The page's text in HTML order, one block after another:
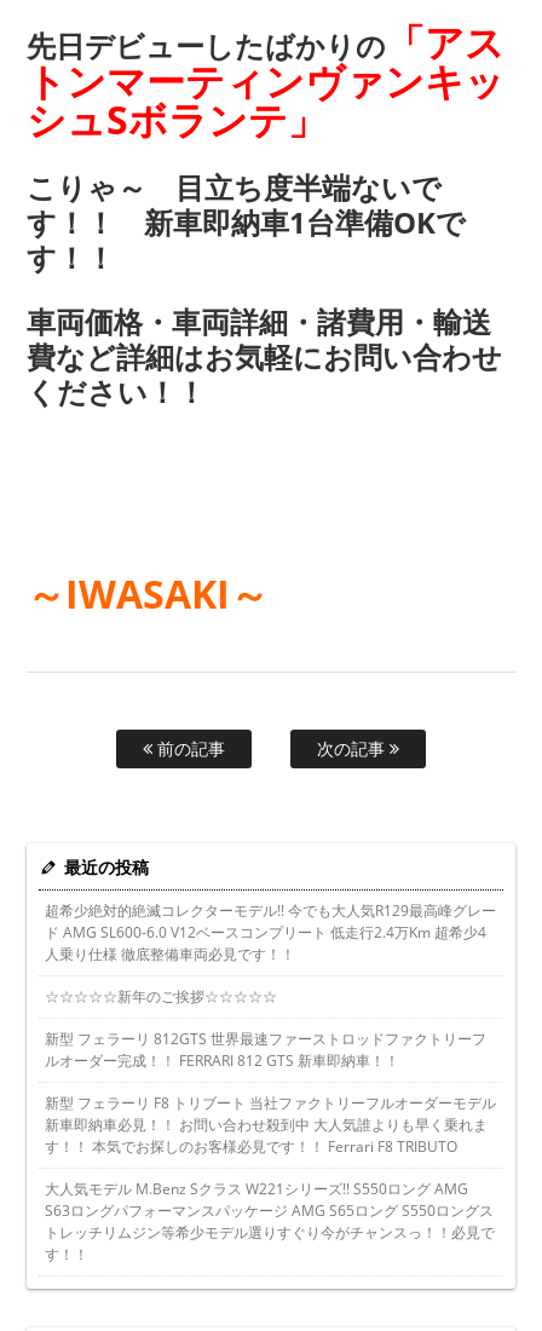
先日デビューしたばかりの
「アス
トンマーティンヴァンキッ
シュSボランテ」
こりゃ～ 目立ち度半端ないで
す！！ 新車即納車1台準備OKで
す！！
車両価格・車両詳細・諸費用・輸送
費など詳細はお気軽にお問い合わせ
ください！！
～IWASAKI～
前の記事 次の記事
最近の投稿
超希少絶対的絶滅コレクターモデル!! 今でも大人気R129最高峰グレー
ド AMG SL600-6.0 V12ベースコンプリート 低走行2.4万Km 超希少4
人乗り仕様 徹底整備車両必見です！！
☆☆☆☆☆新年のご挨拶☆☆☆☆☆
新型 フェラーリ 812GTS 世界最速ファーストロッドファクトリーフ
ルオーダー完成！！ FERRARI 812 GTS 新車即納車！！
新型 フェラーリ F8 トリブート 当社ファクトリーフルオーダーモデル
新車即納車必見！！ お問い合わせ殺到中 大人気誰よりも早く乗れま
す！！ 本気でお探しのお客様必見です！！ Ferrari F8 TRIBUTO
大人気モデル M.Benz Sクラス W221シリーズ!! S550ロング AMG
S63ロングパフォーマンスパッケージ AMG S65ロング S550ロングス
トレッチリムジン等希少モデル選りすぐり今がチャンスっ！！必見で
す！！